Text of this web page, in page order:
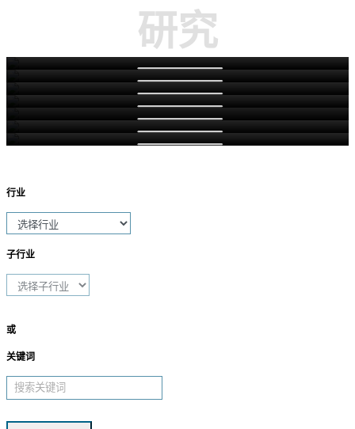
研究
识别增长机会，进入新市场
正确的定价、渠道和营销方法
寻找分销商/合作伙伴并进行公司尽职调查
通过了解竞争对手的最佳实践、未来计划和市场，在4-
5年内实现收入翻倍
扩大客户基础以获取市场份额
制定增长战略，拓展地域覆盖范围并增加收入
行业
子行业
或
关键词